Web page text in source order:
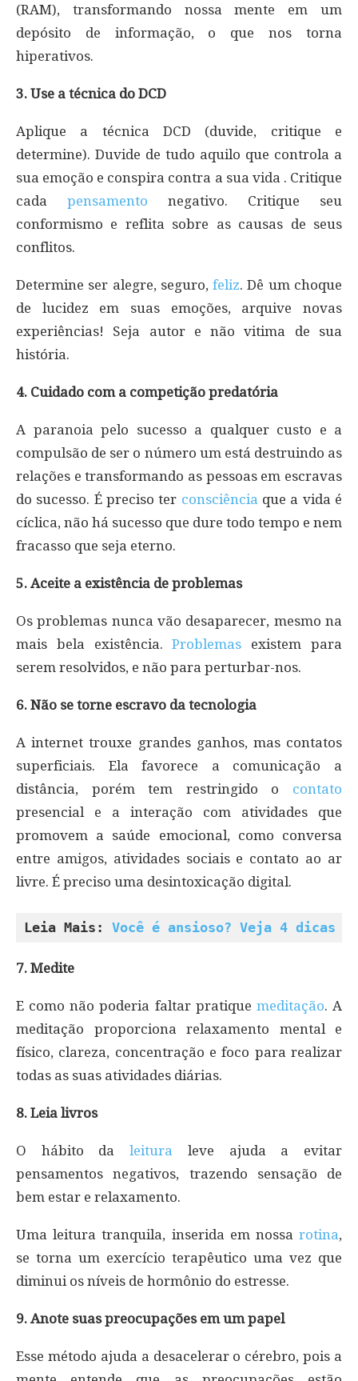
(RAM), transformando nossa mente em um
depósito de informação, o que nos torna
hiperativos.
3. Use a técnica do DCD
Aplique a técnica DCD (duvide, critique e
determine). Duvide de tudo aquilo que controla a
sua emoção e conspira contra a sua vida . Critique
cada pensamento negativo. Critique seu
conformismo e reflita sobre as causas de seus
conflitos.
Determine ser alegre, seguro,feliz. Dê um choque
de lucidez em suas emoções, arquive novas
experiências! Seja autor e não vitima de sua
história.
4. Cuidado com a competição predatória
A paranoia pelo sucesso a qualquer custo e a
compulsão de ser o número um está destruindo as
relações e transformando as pessoas em escravas
do sucesso. É preciso ter consciência que a vida é
cíclica, não há sucesso que dure todo tempo e nem
fracasso que seja eterno.
5. Aceite a existência de problemas
Os problemas nunca vão desaparecer, mesmo na
mais bela existência.Problemas existem para
serem resolvidos, e não para perturbar-nos.
6. Não se torne escravo da tecnologia
A internet trouxe grandes ganhos, mas contatos
superficiais. Ela favorece a comunicação a
distância, porém tem restringido o contato
presencial e a interação com atividades que
promovem a saúde emocional, como conversa
entre amigos, atividades sociais e contato ao ar
livre. É preciso uma desintoxicação digital.
Leia Mais: Você é ansioso? Veja 4 dicas
7. Medite
E como não poderia faltar pratique meditação. A
meditação proporciona relaxamento mental e
físico, clareza, concentração e foco para realizar
todas as suas atividades diárias.
8. Leia livros
O hábito daleitura leve ajuda a evitar
pensamentos negativos, trazendo sensação de
bem estar e relaxamento.
Uma leitura tranquila, inserida em nossa rotina,
se torna um exercício terapêutico uma vez que
diminui os níveis de hormônio do estresse.
9. Anote suas preocupações em um papel
Esse método ajuda a desacelerar o cérebro, pois a